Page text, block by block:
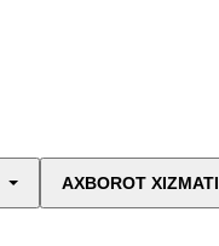
AXBOROT XIZMATI